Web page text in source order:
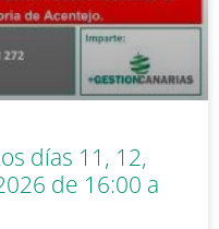
días 11, 12,
de 16:00 a